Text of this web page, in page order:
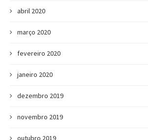
abril 2020
março 2020
fevereiro 2020
janeiro 2020
dezembro 2019
novembro 2019
outubro 2019